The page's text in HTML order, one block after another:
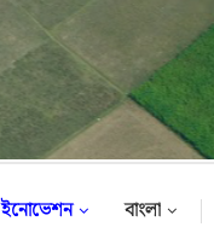
ইনোভেশন বাংলা